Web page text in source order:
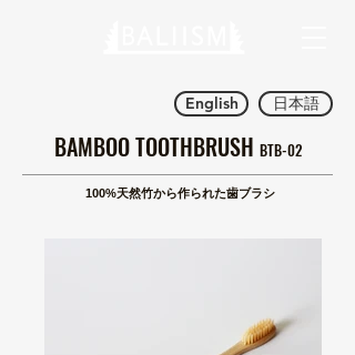
English 日本語
BAMBOO TOOTHBRUSH BTB-02
100%天然竹から作られた歯ブラシ